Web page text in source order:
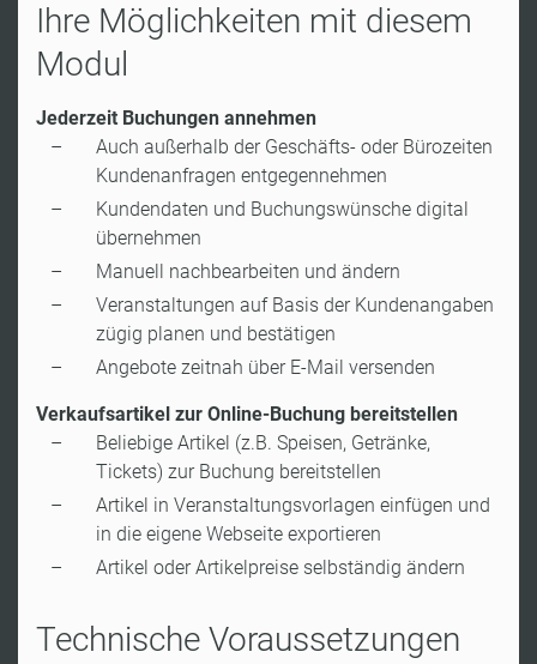
Ihre Möglichkeiten mit diesem
Modul
Jederzeit Buchungen annehmen
Auch außerhalb der Geschäfts- oder Bürozeiten
Kundenanfragen entgegennehmen
Kundendaten und Buchungswünsche digital
übernehmen
Manuell nachbearbeiten und ändern
Veranstaltungen auf Basis der Kundenangaben
zügig planen und bestätigen
Angebote zeitnah über E-Mail versenden
Verkaufsartikel zur Online-Buchung bereitstellen
Beliebige Artikel (z.B. Speisen, Getränke,
Tickets) zur Buchung bereitstellen
Artikel in Veranstaltungsvorlagen einfügen und
in die eigene Webseite exportieren
Artikel oder Artikelpreise selbständig ändern
Technische Voraussetzungen